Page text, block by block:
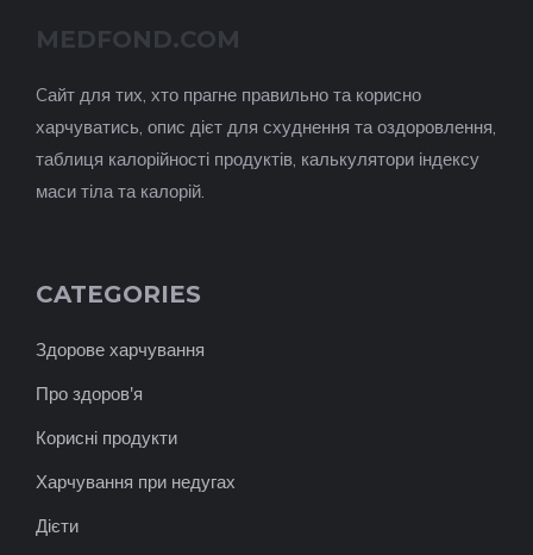
MEDFOND.COM
Cайт для тих, хто прагне правильно та корисно
харчуватись, опис дієт для схуднення та оздоровлення,
таблиця калорійності продуктів, калькулятори індексу
маси тіла та калорій.
CATEGORIES
Здорове харчування
Про здоров'я
Корисні продукти
Харчування при недугах
Дієти